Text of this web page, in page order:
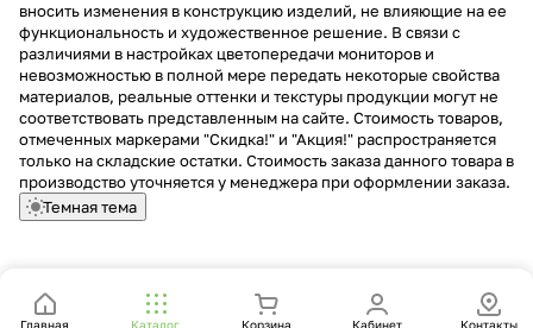
Главная Каталог Корзина Кабинет Контакты
вносить изменения в конструкцию изделий, не влияющие на ее
функциональность и художественное решение. В связи с
различиями в настройках цветопередачи мониторов и
невозможностью в полной мере передать некоторые свойства
материалов, реальные оттенки и текстуры продукции могут не
соответствовать представленным на сайте. Стоимость товаров,
отмеченных маркерами "Скидка!" и "Акция!" распространяется
только на складские остатки. Стоимость заказа данного товара в
производство уточняется у менеджера при оформлении заказа.
Темная тема